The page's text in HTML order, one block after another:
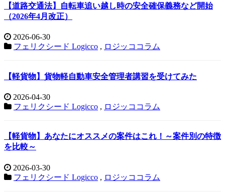
【道路交通法】自転車追い越し時の安全確保義務など開始
（2026年4月改正）
2026-06-30
フェリクシード Logicco , ロジッココラム
【軽貨物】貨物軽自動車安全管理者講習を受けてみた
2026-04-30
フェリクシード Logicco , ロジッココラム
【軽貨物】あなたにオススメの案件はこれ！～案件別の特徴
を比較～
2026-03-30
フェリクシード Logicco , ロジッココラム